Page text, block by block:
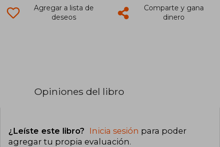
Agregar a lista de
deseos
Comparte y gana
dinero
Opiniones del libro
¿Leíste este libro? Inicia sesión para poder
agregar tu propia evaluación.